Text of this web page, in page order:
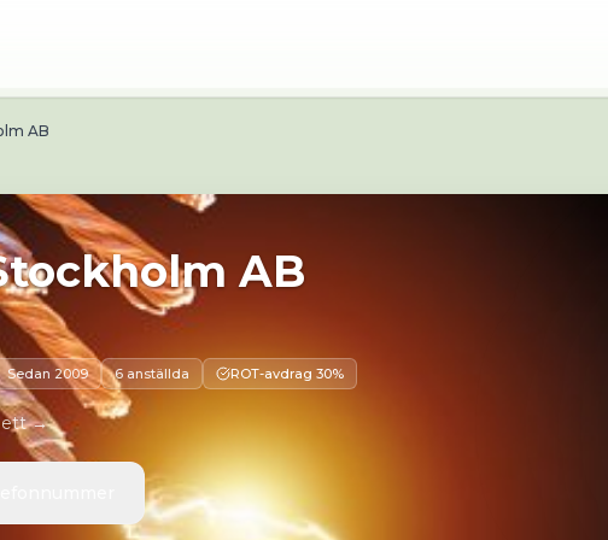
http://www.bhzelteknik.se/Adress:Tomträttsvägen 4
AB
AB
Sedan 2009 6 anställda ROT-avdrag 30%
ett →